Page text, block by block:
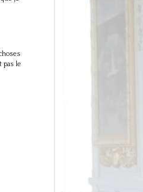
pas le